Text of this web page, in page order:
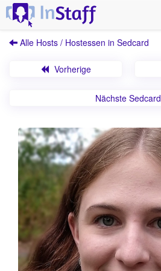
Alle Hosts / Hostessen in Sedcard
Vorherige
Nächste Sedcard